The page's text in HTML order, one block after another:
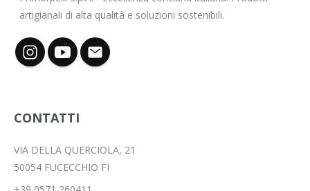
artigianali di alta qualità e soluzioni sostenibili.
CONTATTI
VIA DELLA QUERCIOLA, 21
50054 FUCECCHIO FI